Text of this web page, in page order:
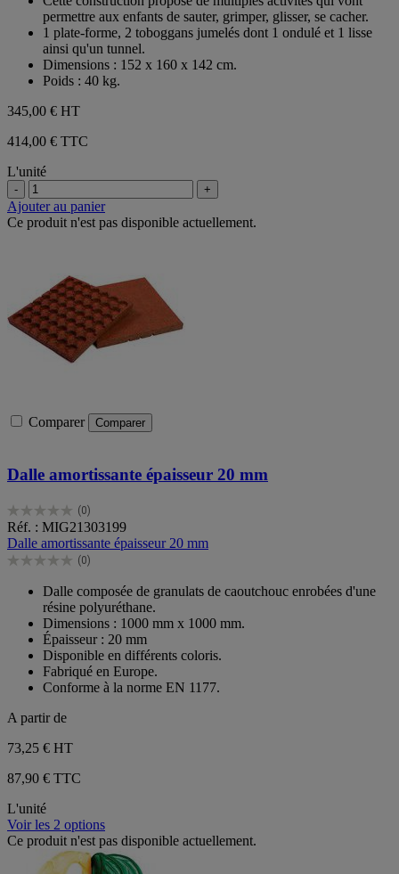
étoiles.permettre aux enfants de sauter, grimper, glisser, se cacher.
1 plate-forme, 2 toboggans jumelés dont 1 ondulé et 1 lisse
ainsi qu'un tunnel.
Dimensions : 152 x 160 x 142 cm.
Poids : 40 kg.
345,00 € HT
414,00 € TTC
L'unité
- +
Ajouter au panier
Ce produit n'est pas disponible actuellement.
Comparer Comparer
Dalle amortissante épaisseur 20 mm
(0)
0.0
sur
5
étoiles.
Réf. : MIG21303199
Dalle amortissante épaisseur 20 mm
(0)
0.0
étoiles.
Dalle composée de granulats de caoutchouc enrobées d'une
résine polyuréthane.
Dimensions : 1000 mm x 1000 mm.
Épaisseur : 20 mm
Disponible en différents coloris.
Fabriqué en Europe.
Conforme à la norme EN 1177.
A partir de
73,25 € HT
87,90 € TTC
L'unité
Voir les 2 options
Ce produit n'est pas disponible actuellement.